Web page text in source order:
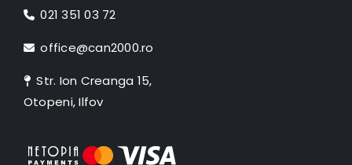
021 351 03 72
office@can2000.ro
Str. Ion Creanga 15,
Otopeni, Ilfov